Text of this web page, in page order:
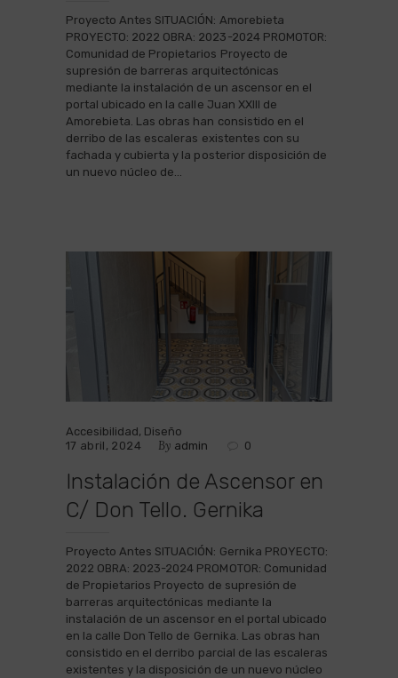
Proyecto Antes SITUACIÓN: Amorebieta
PROYECTO: 2022 OBRA: 2023-2024 PROMOTOR:
Comunidad de Propietarios Proyecto de
supresión de barreras arquitectónicas
mediante la instalación de un ascensor en el
portal ubicado en la calle Juan XXIII de
Amorebieta. Las obras han consistido en el
derribo de las escaleras existentes con su
fachada y cubierta y la posterior disposición de
un nuevo núcleo de…
Accesibilidad, Diseño
17 abril, 2024
By admin 0
Instalación de Ascensor en
C/ Don Tello. Gernika
Proyecto Antes SITUACIÓN: Gernika PROYECTO:
2022 OBRA: 2023-2024 PROMOTOR: Comunidad
de Propietarios Proyecto de supresión de
barreras arquitectónicas mediante la
instalación de un ascensor en el portal ubicado
en la calle Don Tello de Gernika. Las obras han
consistido en el derribo parcial de las escaleras
existentes y la disposición de un nuevo núcleo